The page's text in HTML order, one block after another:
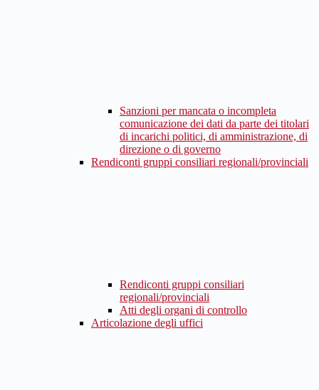
Sanzioni per mancata o incompleta
comunicazione dei dati da parte dei titolari
di incarichi politici, di amministrazione, di
direzione o di governo
Rendiconti gruppi consiliari regionali/provinciali
Rendiconti gruppi consiliari
regionali/provinciali
Atti degli organi di controllo
Articolazione degli uffici